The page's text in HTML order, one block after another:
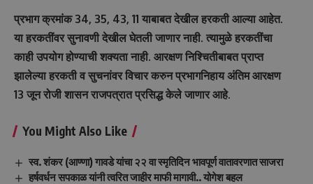
प्रभाग क्रमांक 34, 35, 43, 11 याबाबत देखील हरकती आल्या आहेत.
या हरकतींवर सुनावणी देखील घेतली जाणार नाही. त्यामुळे हरकतींचा
काही उपयोग होण्याची शक्यता नाही. आरक्षण निश्चितीबाबत प्राप्त
झालेल्या हरकती व सुचनांवर विचार करुन प्रभागनिहाय अंतिम आरक्षण
13 जून रोजी शासन राजपत्रात प्रसिद्ध केले जाणार आहे.
You Might Also Like
स्व. शंकर (आण्णा) गावडे यांचा २२ वा स्मृतिदिन भावपूर्ण वातावरणात साजरा
हर्षवर्धन सपकाळ यांनी त्वरित जाहीर माफी मागावी.. योगेश बहल